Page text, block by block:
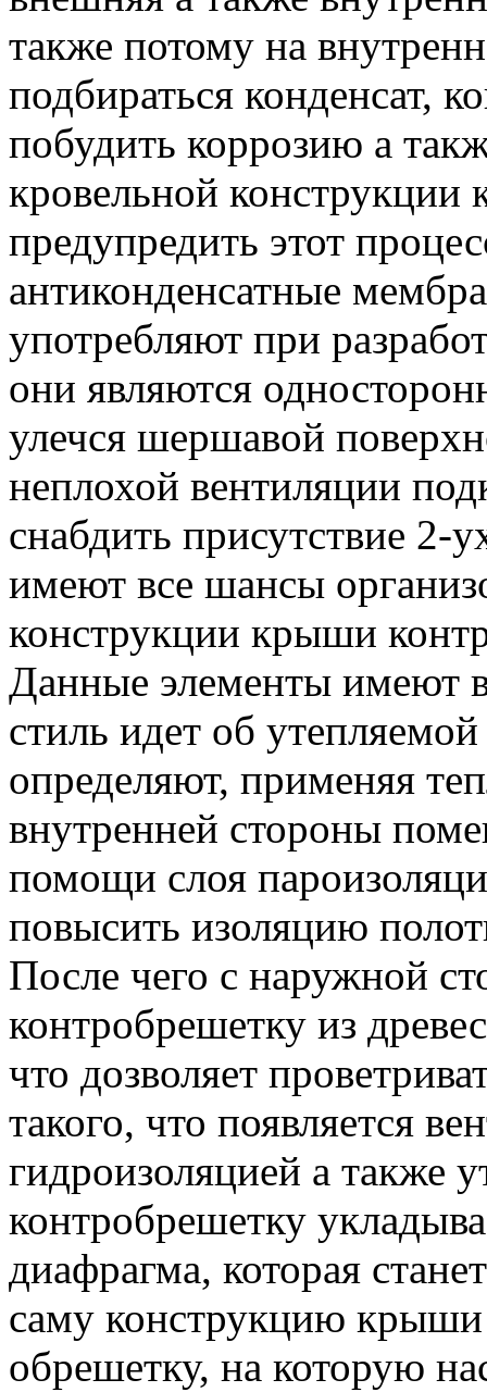
также потому на
подбираться конденсат,
побудить коррозию а
кровельной
предупредить этот
антиконденсатные
употребляют при
они являются
улечся шершавой
неплохой вентиляции
снабдить присутствие 2-
имеют все шансы
конструкции крыши
Данные элементы имеют
стиль идет об
определяют, применяя
внутренней стороны
помощи слоя
повысить изоляцию
После чего с наружной
контробрешетку из
что дозволяет
такого, что появляется
гидроизоляцией а также
контробрешетку
диафрагма, которая
саму конструкцию
обрешетку, на которую